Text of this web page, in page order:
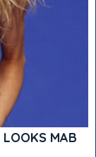
LOOKS MAB